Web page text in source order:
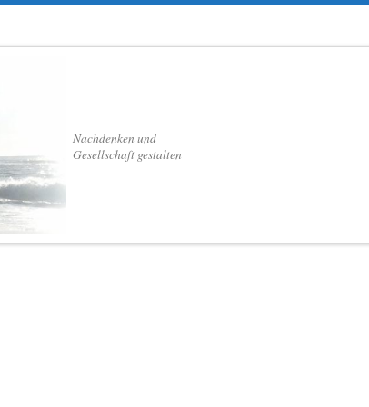
Nachdenken und
Gesellschaft gestalten